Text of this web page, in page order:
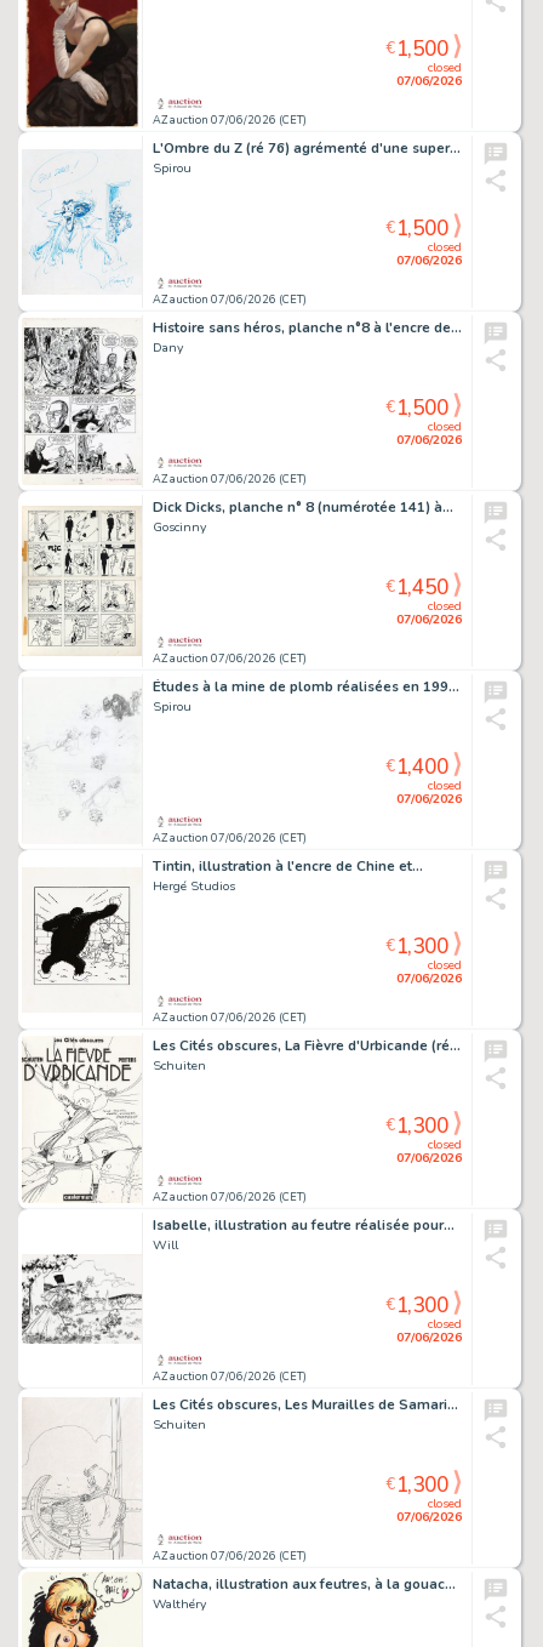
AZ auction 07/06/2026 (CET)
closed
07/06/2026
€1,500
L'Ombre du Z (ré 76) agrémenté d'une superbe…
Spirou
AZ auction 07/06/2026 (CET)
closed
07/06/2026
€1,500
Histoire sans héros, planche n°8 à l'encre de…
Dany
AZ auction 07/06/2026 (CET)
closed
07/06/2026
€1,500
Dick Dicks, planche n° 8 (numérotée 141) à…
Goscinny
AZ auction 07/06/2026 (CET)
closed
07/06/2026
€1,450
Études à la mine de plomb réalisées en 1993…
Spirou
AZ auction 07/06/2026 (CET)
closed
07/06/2026
€1,400
Tintin, illustration à l'encre de Chine et…
Hergé Studios
AZ auction 07/06/2026 (CET)
closed
07/06/2026
€1,300
Les Cités obscures, La Fièvre d'Urbicande (ré…
Schuiten
AZ auction 07/06/2026 (CET)
closed
07/06/2026
€1,300
Isabelle, illustration au feutre réalisée pour…
Will
AZ auction 07/06/2026 (CET)
closed
07/06/2026
€1,300
Les Cités obscures, Les Murailles de Samaris…
Schuiten
AZ auction 07/06/2026 (CET)
closed
07/06/2026
€1,300
Natacha, illustration aux feutres, à la gouache…
Walthéry